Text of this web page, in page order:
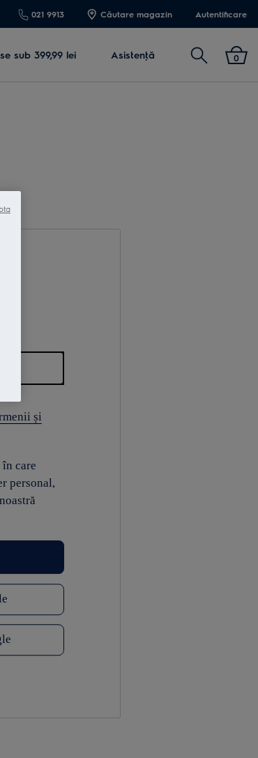
021 9913 Căutare magazin Autentificare
sub 399,99 lei Asistenţă Cautare 0
și
care
personal,